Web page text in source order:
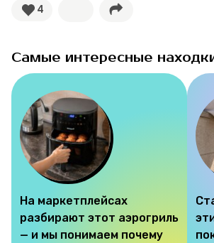
4
Самые интересные
На маркетплейсах
разбирают этот аэрогриль
— и мы понимаем почему